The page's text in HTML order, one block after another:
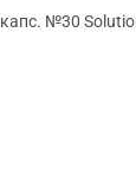
№30